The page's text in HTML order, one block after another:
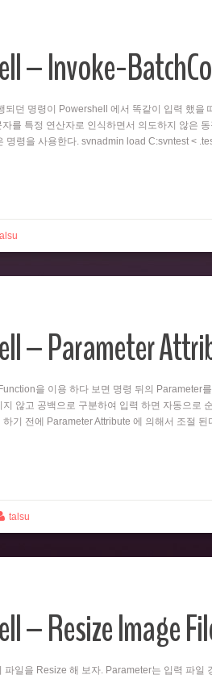
– Invoke-
되던 명령이 Powershell 에서 똑같이 입력 했을
를 특정 연산자로 인식하면서 의도하지 않은
명령을 사용한다. svnadmin load C:svntest <
– Parameter
을 이용 하다 보면 명령 뒤의 Parameter
지 않고 공백으로 구분하여 입력 하면 자동으로
하기 전에 Parameter Attribute 에 의해서 조절
talsu
– Resize Image
파일을 Resize 해 보자. Parameter는 입력 파일